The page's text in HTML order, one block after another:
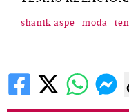
shanik aspe moda